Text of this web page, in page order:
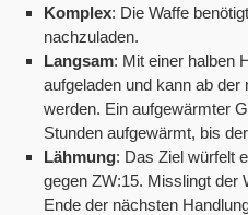
Komplex: Die Waffe
nachzuladen.
Langsam: Mit einer halben
aufgeladen und kann ab
werden. Ein aufgewärmter
Stunden aufgewärmt, bis
Lähmung: Das Ziel würfelt
gegen ZW:15. Misslingt der
Ende der nächsten